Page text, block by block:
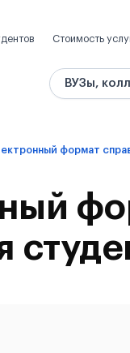
Стоимость
ВУЗы,